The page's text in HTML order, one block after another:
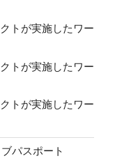
トが実施したワー
トが実施したワー
トが実施したワー
パスポート